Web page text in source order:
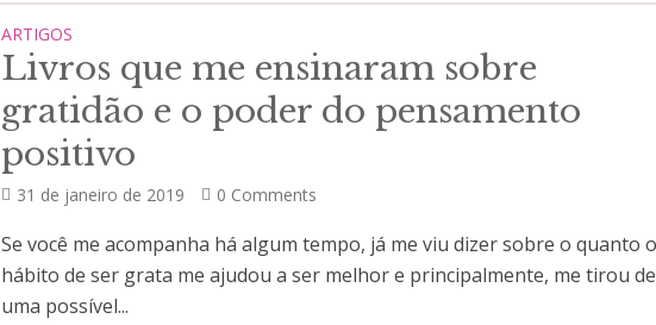
ARTIGOS
Livros que me ensinaram sobre
gratidão e o poder do pensamento
positivo
31 de janeiro de 2019 0 Comments
Se você me acompanha há algum tempo, já me viu dizer sobre o quanto o
hábito de ser grata me ajudou a ser melhor e principalmente, me tirou de
uma possível...